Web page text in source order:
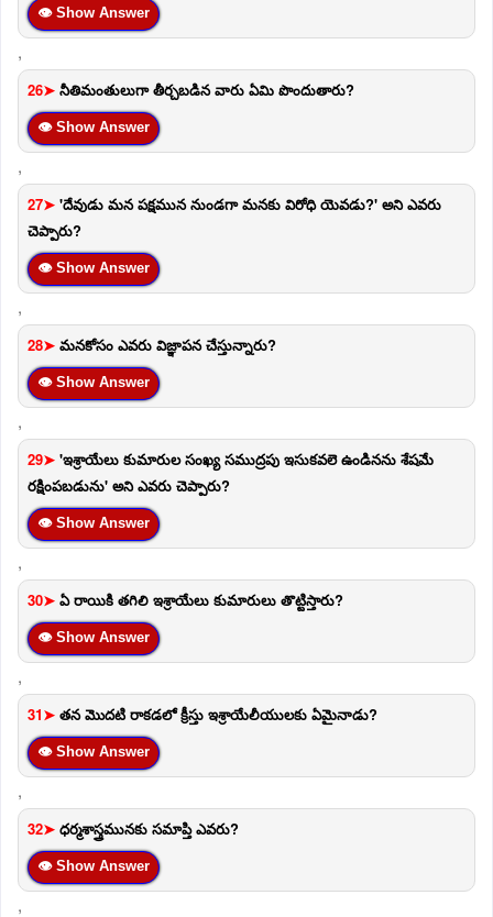
👁 Show Answer
,
26➤ నీతిమంతులుగా తీర్చబడిన వారు ఏమి పొందుతారు?
👁 Show Answer
,
27➤ 'దేవుడు మన పక్షమున నుండగా మనకు విరోధి యెవడు?' అని ఎవరు
చెప్పారు?
👁 Show Answer
,
28➤ మనకోసం ఎవరు విజ్ఞాపన చేస్తున్నారు?
👁 Show Answer
,
29➤ 'ఇశ్రాయేలు కుమారుల సంఖ్య సముద్రపు ఇసుకవలె ఉండినను శేషమే
రక్షింపబడును' అని ఎవరు చెప్పారు?
👁 Show Answer
,
30➤ ఏ రాయికి తగిలి ఇశ్రాయేలు కుమారులు తొట్టిస్తారు?
👁 Show Answer
,
31➤ తన మొదటి రాకడలో క్రీస్తు ఇశ్రాయేలీయులకు ఏమైనాడు?
👁 Show Answer
,
32➤ ధర్మశాస్త్రమునకు సమాప్తి ఎవరు?
👁 Show Answer
,